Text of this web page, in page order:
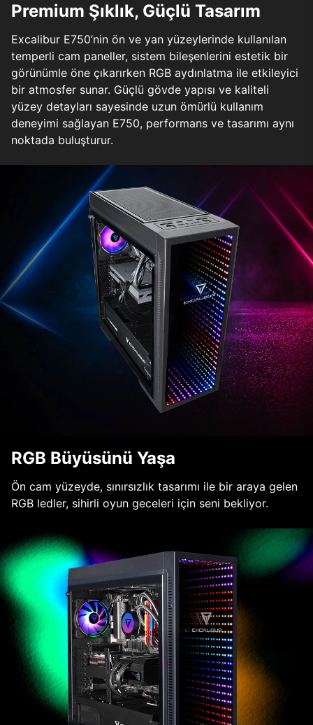
Premium Şıklık, Güçlü Tasarım
Excalibur E750’nin ön ve yan yüzeylerinde kullanılan
temperli cam paneller, sistem bileşenlerini estetik bir
görünümle öne çıkarırken RGB aydınlatma ile etkileyici
bir atmosfer sunar. Güçlü gövde yapısı ve kaliteli
yüzey detayları sayesinde uzun ömürlü kullanım
deneyimi sağlayan E750, performans ve tasarımı aynı
noktada buluşturur.
RGB Büyüsünü Yaşa
Ön cam yüzeyde, sınırsızlık tasarımı ile bir araya gelen
RGB ledler, sihirli oyun geceleri için seni bekliyor.